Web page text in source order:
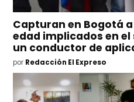
Capturan en Bogotá
edad implicados en
un conductor de
por Redacción El Expreso